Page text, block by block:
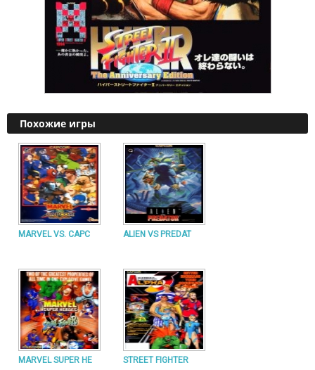
Похожие игры
MARVEL VS. CAPC ALIEN VS PREDAT
MARVEL SUPER HE STREET FIGHTER